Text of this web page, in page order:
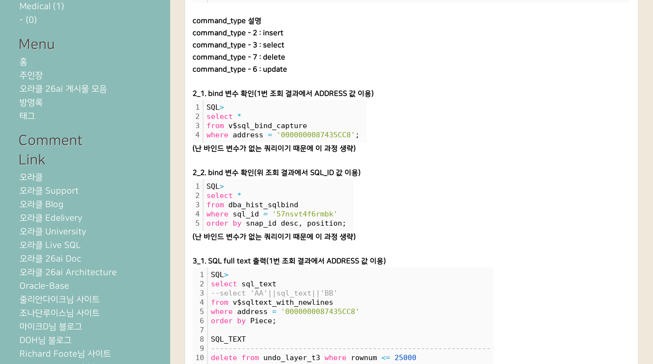
Medical (1)
- (0)
Menu
홈
주인장
오라클 26ai 게시물 모음
방명록
태그
Comment
Link
오라클
오라클 Support
오라클 Blog
오라클 Edelivery
오라클 University
오라클 Live SQL
오라클 26ai Doc
오라클 26ai Architecture
Oracle-Base
줄리안다이크님 사이트
조나단루이스님 사이트
마이크D님 블로그
DOH님 블로그
Richard Foote님 사이트
command_type 설명
command_type - 2 : insert
command_type - 3 : select
command_type - 7 : delete
command_type - 6 : update
2_1. bind 변수 확인(1번 조회 결과에서 ADDRESS 값 이용)
1
2
3
4
SQL>
select
*
from v$sql_bind_capture
where address = '0000000087435CC8' ;
(난 바인드 변수가 없는 쿼리이기 때문에 이 과정 생략)
2_2. bind 변수 확인(위 조회 결과에서 SQL_ID 값 이용)
1
2
3
4
5
SQL>
select
*
from dba_hist_sqlbind
where sql_id =
'57nsvt4f6rmbk'
order by snap_id desc, position;
(난 바인드 변수가 없는 쿼리이기 때문에 이 과정 생략)
3_1. SQL full text 출력(1번 조회 결과에서 ADDRESS 값 이용)
1
2
3
4
5
6
7
8
9
10
SQL>
select sql_text
--select 'AA'||sql_text||'BB'
from v$sqltext_with_newlines
where address =
'0000000087435CC8'
order by Piece;
SQL_TEXT
----------------------------------------------------------------
delete from undo_layer_t3 where rownum <= 25000